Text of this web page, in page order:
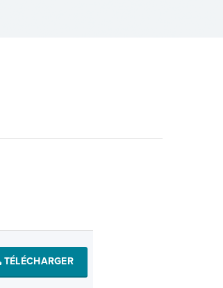
TÉLÉCHARGER